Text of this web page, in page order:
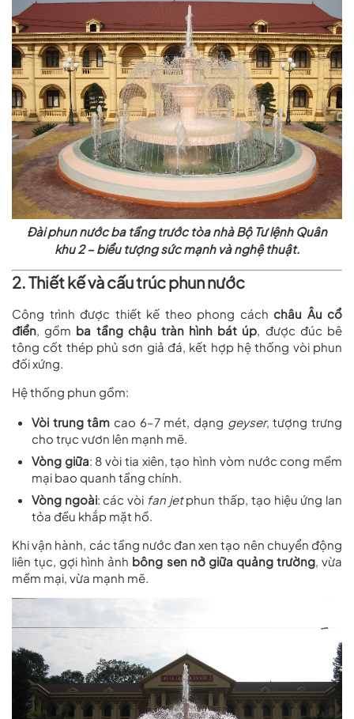
Đài phun nước ba tầng trước tòa nhà Bộ Tư lệnh Quân
khu 2 – biểu tượng sức mạnh và nghệ thuật.
2. Thiết kế và cấu trúc phun nước
Công trình được thiết kế theo phong cách châu Âu cổ
điển, gồm ba tầng chậu tràn hình bát úp, được đúc bê
tông cốt thép phủ sơn giả đá, kết hợp hệ thống vòi phun
đối xứng.
Hệ thống phun gồm:
Vòi trung tâm cao 6–7 mét, dạng geyser, tượng trưng
cho trục vươn lên mạnh mẽ.
Vòng giữa: 8 vòi tia xiên, tạo hình vòm nước cong mềm
mại bao quanh tầng chính.
Vòng ngoài: các vòi fan jetphun thấp, tạo hiệu ứng lan
tỏa đều khắp mặt hồ.
Khi vận hành, các tầng nước đan xen tạo nên chuyển động
liên tục, gợi hình ảnh bông sen nở giữa quảng trường, vừa
mềm mại, vừa mạnh mẽ.